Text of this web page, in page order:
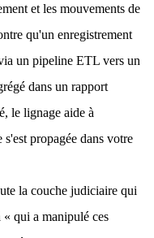
et les mouvements de
qu'un enregistrement
un pipeline ETL vers un
dans un rapport
le lignage aide à
propagée dans votre
la couche judiciaire qui
qui a manipulé ces